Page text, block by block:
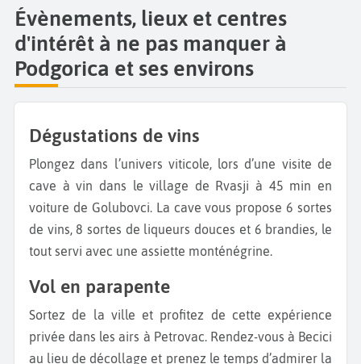
Évènements, lieux et centres
d'intérêt à ne pas manquer à
Podgorica et ses environs
Dégustations de vins
Plongez dans l’univers viticole, lors d’une visite de
cave à vin dans le village de Rvasji à 45 min en
voiture de Golubovci. La cave vous propose 6 sortes
de vins, 8 sortes de liqueurs douces et 6 brandies, le
tout servi avec une assiette monténégrine.
Vol en parapente
Sortez de la ville et profitez de cette expérience
privée dans les airs à Petrovac. Rendez-vous à Becici
au lieu de décollage et prenez le temps d’admirer la